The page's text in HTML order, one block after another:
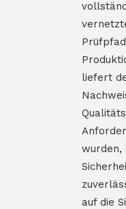
liefert
wurden,
auf die